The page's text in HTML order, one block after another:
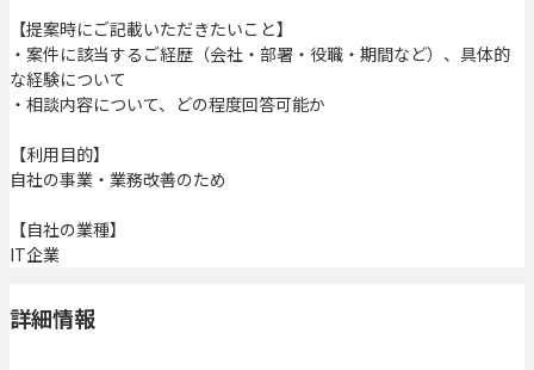
【提案時にご記載いただきたいこと】
・案件に該当するご経歴（会社・部署・役職・期間など）、具体的
な経験について
・相談内容について、どの程度回答可能か
【利用目的】
自社の事業・業務改善のため
【自社の業種】
IT企業
詳細情報